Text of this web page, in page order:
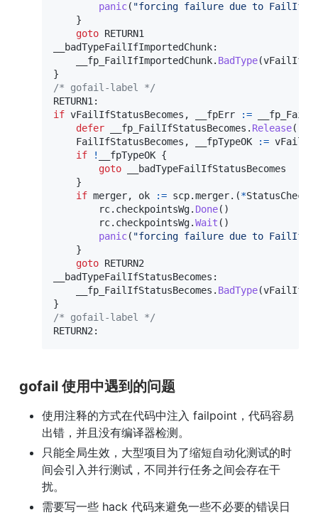
panic( "forcing failure due to
}
goto RETURN1
__badTypeFailIfImportedChunk:
    __fp_FailIfImportedChunk
. BadType(
}
/* gofail-label */
RETURN1 :
if vFailIfStatusBecomes , __fpErr :=
defer __fp_FailIfStatusBecomes . Release(
    FailIfStatusBecomes
, __fpTypeOK :=
if
! __fpTypeOK {
goto __badTypeFailIfStatusBecomes
}
if merger, ok := scp.merger. (*
        rc
. checkpointsWg. Done( )
        rc
. checkpointsWg.Wait ( )
panic( "forcing failure due to
}
goto RETURN2
__badTypeFailIfStatusBecomes :
    __fp_FailIfStatusBecomes
. BadType(
}
/* gofail-label */
RETURN2 :
gofail 使用中遇到的问题
使用注释的方式在代码中注入 failpoint，代码容易
出错，并且没有编译器检测。
只能全局生效，大型项目为了缩短自动化测试的时
间会引入并行测试，不同并行任务之间会存在干
扰。
需要写一些 hack 代码来避免一些不必要的错误日